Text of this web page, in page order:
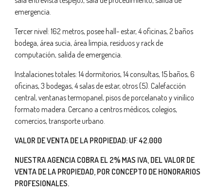
emergencia.
Tercer nivel: 162 metros, posee hall- estar, 4 oficinas, 2 baños
bodega, área sucia, área limpia, residuos y rack de
computación, salida de emergencia.
Instalaciones totales: 14 dormitorios, 14 consultas, 15 baños, 6
oficinas, 3 bodegas, 4 salas de estar, otros (5). Calefacción
central, ventanas termopanel, pisos de porcelanato y vinílico
formato madera. Cercano a centros médicos, colegios,
comercios, transporte urbano.
VALOR DE VENTA DE LA PROPIEDAD: UF 42.000
NUESTRA AGENCIA COBRA EL 2% MAS IVA, DEL VALOR DE
VENTA DE LA PROPIEDAD, POR CONCEPTO DE HONORARIOS
PROFESIONALES.